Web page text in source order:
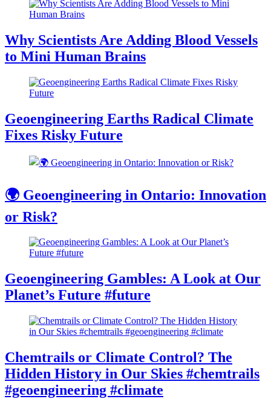
Why Scientists Are Adding Blood Vessels
to Mini Human Brains
Geoengineering Earths Radical Climate
Fixes Risky Future
🌍 Geoengineering in Ontario: Innovation
or Risk?
Geoengineering Gambles: A Look at Our
Planet’s Future #future
Chemtrails or Climate Control? The
Hidden History in Our Skies #chemtrails
#geoengineering #climate